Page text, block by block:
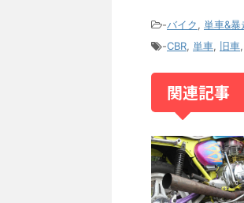
-バイク, 単車&暴
-CBR, 単車, 旧車,
関連記事